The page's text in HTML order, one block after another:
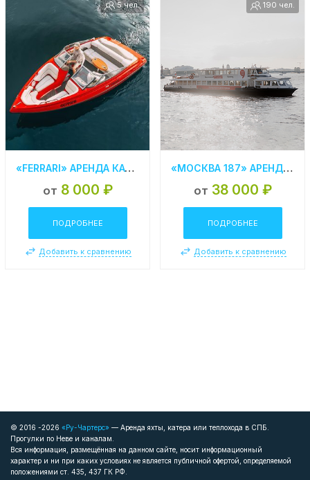
5 чел.
«FERRARI» АРЕНДА КАТЕРА В СПБ
от 8 000 ₽
ПОДРОБНЕЕ
Добавить к сравнению
190 чел.
«МОСКВА 187» АРЕНДА ТЕПЛОХОДА В СПБ
от 38 000 ₽
ПОДРОБНЕЕ
Добавить к сравнению
© 2016 -2026 «Ру-Чартерс» — Аренда яхты, катера или теплохода в СПБ.
Прогулки по Неве и каналам.
Вся информация, размещённая на данном сайте, носит информационный
характер и ни при каких условиях не является публичной офертой, определяемой
положениями ст. 435, 437 ГК РФ.